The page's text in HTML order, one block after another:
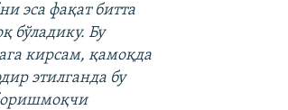
эса фақат битта
бўладику. Бу
кирсам, қамоқда
этилганда бу